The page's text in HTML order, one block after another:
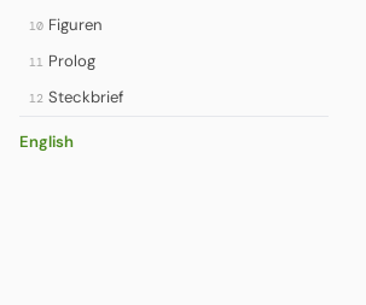
10 Figuren
11 Prolog
12 Steckbrief
English